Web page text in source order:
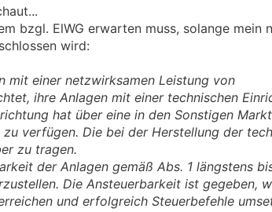
bzgl. ElWG erwarten muss, solange mein
wird:
mit einer netzwirksamen Leistung von
ihre Anlagen mit einer technischen
hat über eine in den Sonstigen
verfügen. Die bei der Herstellung der
zu tragen.
der Anlagen gemäß Abs. 1 längstens
Die Ansteuerbarkeit ist gegeben,
und erfolgreich Steuerbefehle